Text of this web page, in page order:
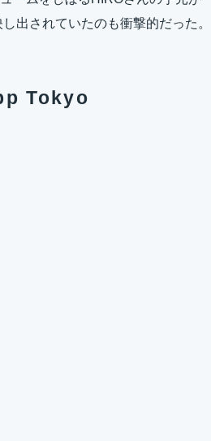
出されていたのも衝撃的だった。
Tokyo